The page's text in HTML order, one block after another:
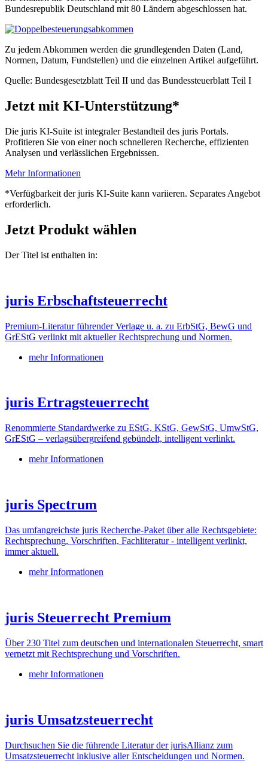
Bundesrepublik Deutschland mit 80 Ländern abgeschlossen hat.
Zu jedem Abkommen werden die grundlegenden Daten (Land,
Normen, Datum, Fundstellen) und die einzelnen Artikel aufgeführt.
Quelle: Bundesgesetzblatt Teil II und das Bundessteuerblatt Teil I
Jetzt mit KI-Unterstützung*
Die juris KI-Suite ist integraler Bestandteil des juris Portals.
Profitieren Sie von einer noch schnelleren Recherche, effizienten
Analysen und verlässlichen Ergebnissen.
Mehr Informationen
*Verfügbarkeit der juris KI-Suite kann variieren. Separates Angebot
erforderlich.
Jetzt Produkt wählen
Der Titel ist enthalten in:
juris Erbschaftsteuerrecht
Premium-Literatur führender Verlage u. a. zu ErbStG, BewG und
GrEStG verlinkt mit aktueller Rechtsprechung und Normen.
mehr Informationen
juris Ertragsteuerrecht
Renommierte Standardwerke zu EStG, KStG, GewStG, UmwStG,
GrEStG – verlagsübergreifend gebündelt, intelligent verlinkt.
mehr Informationen
juris Spectrum
Das umfangreichste juris Recherche-Paket über alle Rechtsgebiete:
Rechtsprechung, Vorschriften, Fachliteratur - intelligent verlinkt,
immer aktuell.
mehr Informationen
juris Steuerrecht Premium
Über 230 Titel zum deutschen und internationalen Steuerrecht, smart
vernetzt mit Rechtsprechung und Vorschriften.
mehr Informationen
juris Umsatzsteuerrecht
Durchsuchen Sie die führende Literatur der jurisAllianz zum
Umsatzsteuerrecht inklusive aller Entscheidungen und Normen.